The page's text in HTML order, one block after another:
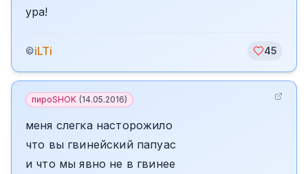
ура!
©iLTi 45
пироSHOK (14.05.2016)
меня слегка насторожило
что вы гвинейский папуас
и что мы явно не в гвинее